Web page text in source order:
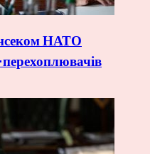
НАТО